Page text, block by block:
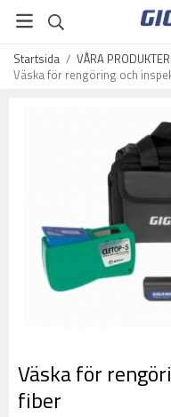
Startsida / VÅRA PRODUKTER
Väska för rengöring och
Väska för
fiber